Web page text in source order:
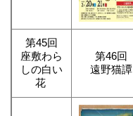
第45回
座敷わら
しの白い
花
第46回
遠野猫譚